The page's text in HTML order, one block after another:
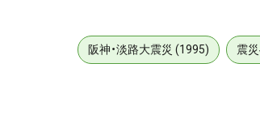
阪神・淡路大震災 (1995) 震